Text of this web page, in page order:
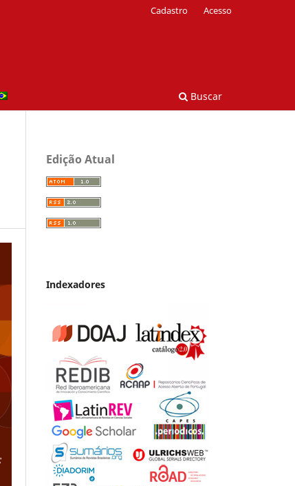
Buscar
Cadastro Acesso
Edição Atual
Indexadores